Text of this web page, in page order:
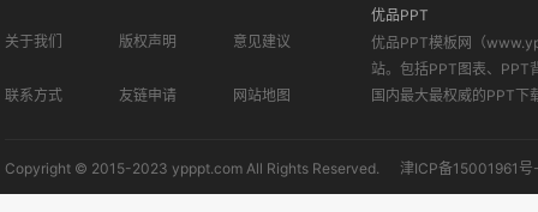
关于我们 版权声明 意见建议
联系方式 友链申请 网站地图
优品PPT
优品PPT模板网（
站。包括PPT图表、PPT
国内最大最权威的PPT下
Copyright © 2015-2023 ypppt.com All Rights Reserved. 津ICP备15001961号